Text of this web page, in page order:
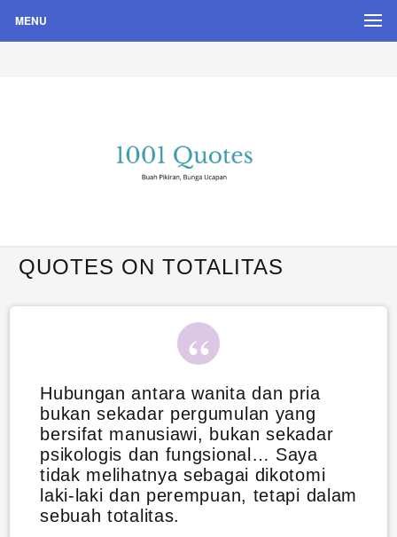
MENU
Quote Hari Puisi
QUOTES ON TOTALITAS
Hubungan antara wanita dan pria
bukan sekadar pergumulan yang
bersifat manusiawi, bukan sekadar
psikologis dan fungsional… Saya
tidak melihatnya sebagai dikotomi
laki-laki dan perempuan, tetapi dalam
sebuah totalitas.